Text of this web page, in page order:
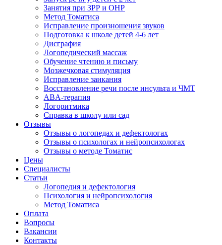
Занятия при ЗРР и ОНР
Метод Томатиса
Исправление произношения звуков
Подготовка к школе детей 4-6 лет
Дисграфия
Логопедический массаж
Обучение чтению и письму
Мозжечковая стимуляция
Исправление заикания
Восстановление речи после инсульта и ЧМТ
ABA-терапия
Логоритмика
Справка в школу или сад
Отзывы
Отзывы о логопедах и дефектологах
Отзывы о психологах и нейропсихологах
Отзывы о методе Томатис
Цены
Специалисты
Статьи
Логопедия и дефектология
Психология и нейропсихология
Метод Томатиса
Оплата
Вопросы
Вакансии
Контакты